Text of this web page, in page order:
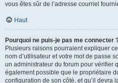
vous êtes sûr de l’adresse courriel
Haut
Pourquoi ne puis-je pas me connecter
Plusieurs raisons pourraient expliquer
nom d’utilisateur et votre mot de passe
un administrateur du forum pour vérifier
également possible que le propriétaire
configuration de son côté, et qu’il devra